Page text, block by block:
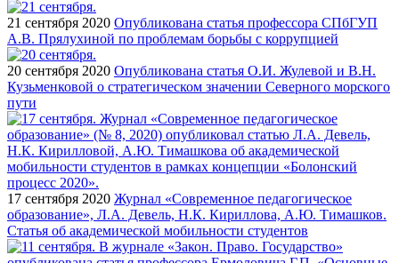
21 сентября 2020 Опубликована статья профессора СПбГУП
А.В. Прялухиной по проблемам борьбы с коррупцией
20 сентября 2020 Опубликована статья О.И. Жулевой и В.Н.
Кузьменковой о стратегическом значении Северного морского
пути
17 сентября 2020 Журнал «Современное педагогическое
образование», Л.А. Девель, Н.К. Кириллова, А.Ю. Тимашков.
Статья об академической мобильности студентов